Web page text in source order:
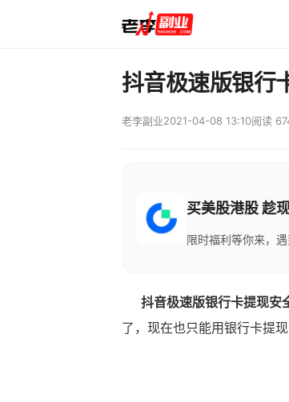
抖音极速版银行
老李副业2021-04-08 13:10阅读
买美股港股 趁
限时福利等你来，
抖音极速版银行卡提现安
了，现在也只能用银行卡提现